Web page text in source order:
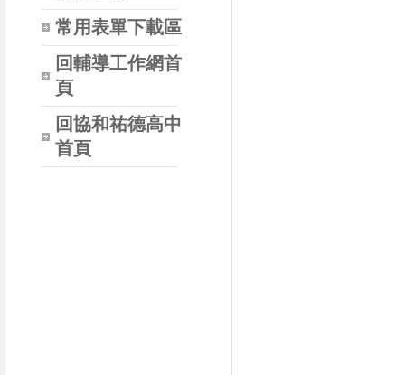
常用表單下載區
回輔導工作網首
頁
回協和祐德高中
首頁